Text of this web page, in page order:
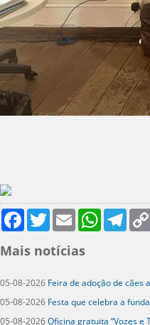
FacebookTwitter Email WhatsApp
Mais notícias
05-08-2026 Feira de adoção de cães
05-08-2026 Festa que celebra a
05-08-2026Oficina gratuita “Vozes e